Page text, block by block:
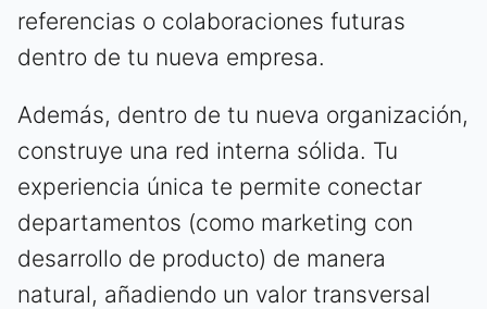
referencias o colaboraciones futuras
dentro de tu nueva empresa.
Además, dentro de tu nueva organización,
construye una red interna sólida. Tu
experiencia única te permite conectar
departamentos (como marketing con
desarrollo de producto) de manera
natural, añadiendo un valor transversal